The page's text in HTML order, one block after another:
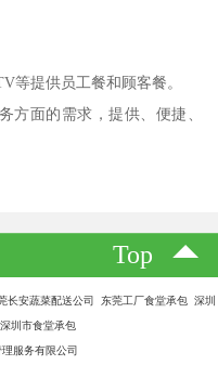
等提供员工餐和顾客餐。
方面的需求，提供、便捷、
Top
长安蔬菜配送公司 东莞工厂食堂承包 深圳
圳市食堂承包
服务有限公司